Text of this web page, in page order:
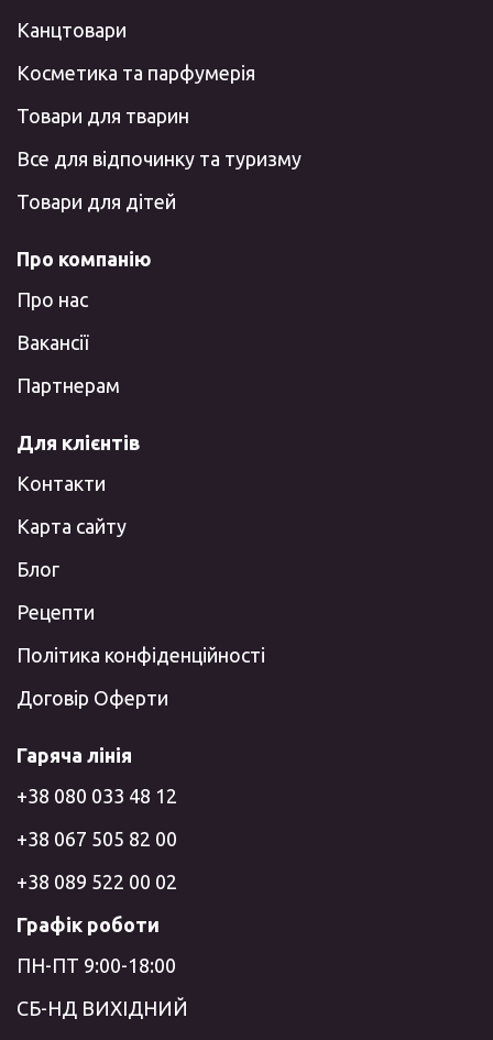
Канцтовари
Косметика та парфумерія
Товари для тварин
Все для відпочинку та туризму
Товари для дітей
Про компанію
Про нас
Вакансії
Партнерам
Для клієнтів
Контакти
Карта сайту
Блог
Рецепти
Політика конфіденційності
Договір Оферти
Гаряча лінія
+38 080 033 48 12
+38 067 505 82 00
+38 089 522 00 02
Графік роботи
ПН-ПТ 9:00-18:00
СБ-НД ВИХІДНИЙ